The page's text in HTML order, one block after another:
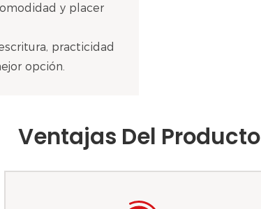
y placer
practicidad
opción.
Ventajas Del Producto